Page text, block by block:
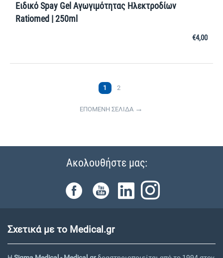
Ειδικό Spay Gel Αγωγιμότητας Ηλεκτροδίων
Ratiomed | 250ml
€4,00
1 2
ΕΠΟΜΕΝΗ ΣΕΛΙΔΑ
Ακολουθήστε μας:
Σχετικά με το Medical.gr